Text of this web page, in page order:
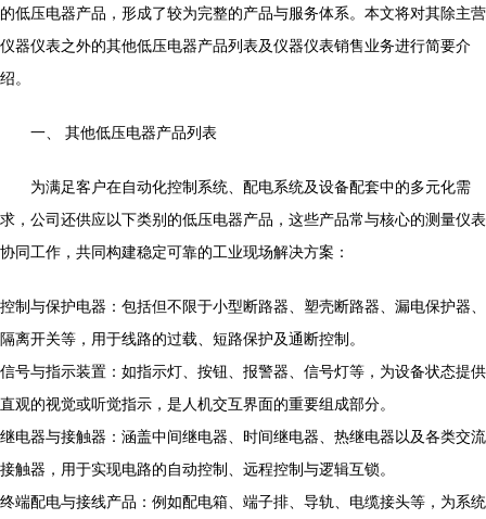
的低压电器产品，形成了较为完整的产品与服务体系。本文将对其除主营
仪器仪表之外的其他低压电器产品列表及仪器仪表销售业务进行简要介
绍。
一、 其他低压电器产品列表
为满足客户在自动化控制系统、配电系统及设备配套中的多元化需
求，公司还供应以下类别的低压电器产品，这些产品常与核心的测量仪表
协同工作，共同构建稳定可靠的工业现场解决方案：
控制与保护电器：包括但不限于小型断路器、塑壳断路器、漏电保护器、
隔离开关等，用于线路的过载、短路保护及通断控制。
信号与指示装置：如指示灯、按钮、报警器、信号灯等，为设备状态提供
直观的视觉或听觉指示，是人机交互界面的重要组成部分。
继电器与接触器：涵盖中间继电器、时间继电器、热继电器以及各类交流
接触器，用于实现电路的自动控制、远程控制与逻辑互锁。
终端配电与接线产品：例如配电箱、端子排、导轨、电缆接头等，为系统